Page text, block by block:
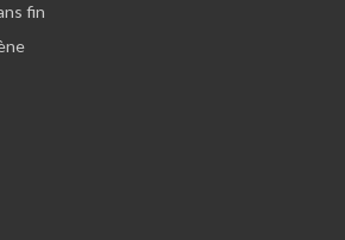
fin